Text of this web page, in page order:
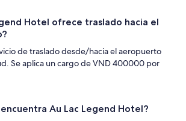
Hotel ofrece traslado hacia el
de traslado desde/hacia el aeropuerto
Se aplica un cargo de VND 400000 por
Au Lac Legend Hotel?